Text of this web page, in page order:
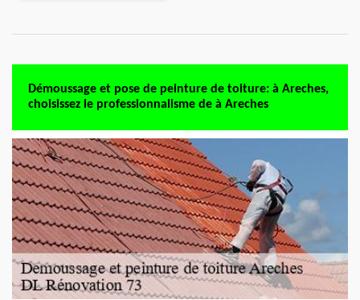
Démoussage et pose de peinture de toiture: à Areches,
choisissez le professionnalisme de à Areches